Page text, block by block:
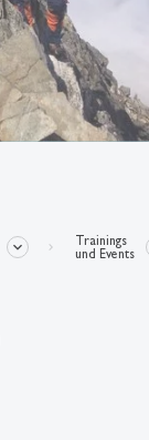
Trainings
und Events